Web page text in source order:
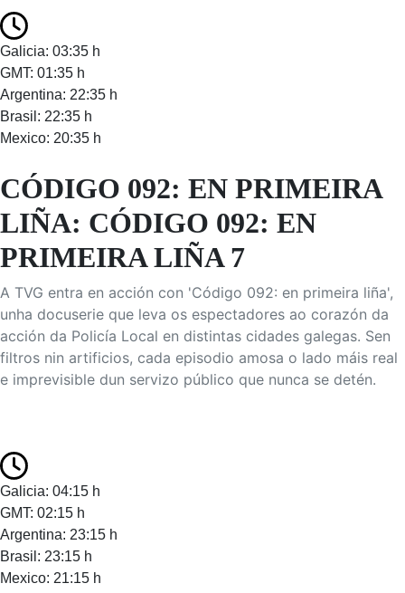
Galicia: 03:35 h
GMT: 01:35 h
Argentina: 22:35 h
Brasil: 22:35 h
Mexico: 20:35 h
CÓDIGO 092: EN PRIMEIRA
LIÑA: CÓDIGO 092: EN
PRIMEIRA LIÑA 7
A TVG entra en acción con 'Código 092: en primeira liña',
unha docuserie que leva os espectadores ao corazón da
acción da Policía Local en distintas cidades galegas. Sen
filtros nin artificios, cada episodio amosa o lado máis real
e imprevisible dun servizo público que nunca se detén.
Galicia: 04:15 h
GMT: 02:15 h
Argentina: 23:15 h
Brasil: 23:15 h
Mexico: 21:15 h